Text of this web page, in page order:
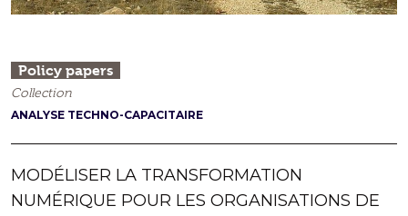
Policy papers
Collection
ANALYSE TECHNO-CAPACITAIRE
MODÉLISER LA TRANSFORMATION
NUMÉRIQUE POUR LES ORGANISATIONS DE